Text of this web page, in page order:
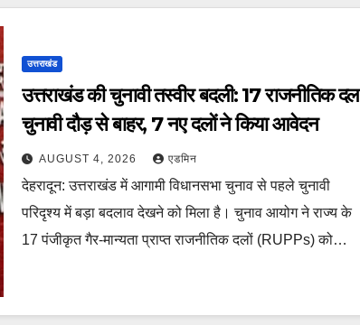
उत्तराखंड
उत्तराखंड की चुनावी तस्वीर बदली: 17 राजनीतिक दल
चुनावी दौड़ से बाहर, 7 नए दलों ने किया आवेदन
AUGUST 4, 2026 एडमिन
देहरादून: उत्तराखंड में आगामी विधानसभा चुनाव से पहले चुनावी
परिदृश्य में बड़ा बदलाव देखने को मिला है। चुनाव आयोग ने राज्य के
17 पंजीकृत गैर-मान्यता प्राप्त राजनीतिक दलों (RUPPs) को…